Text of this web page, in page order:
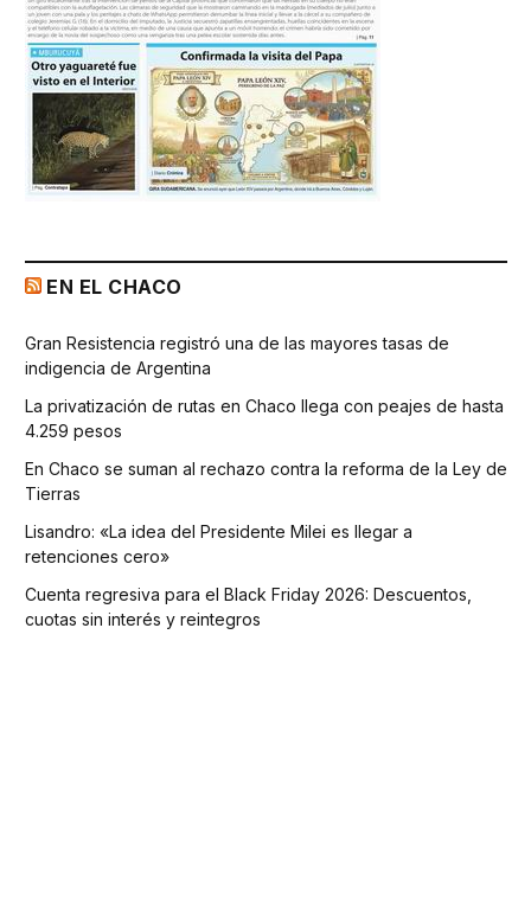
EN EL CHACO
Gran Resistencia registró una de las mayores tasas de
indigencia de Argentina
La privatización de rutas en Chaco llega con peajes de hasta
4.259 pesos
En Chaco se suman al rechazo contra la reforma de la Ley de
Tierras
Lisandro: «La idea del Presidente Milei es llegar a
retenciones cero»
Cuenta regresiva para el Black Friday 2026: Descuentos,
cuotas sin interés y reintegros